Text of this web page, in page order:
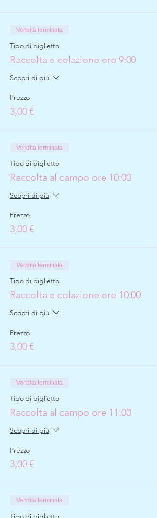
Vendita terminata
Tipo di biglietto
Raccolta e colazione ore 9:00
Scopri di più
Prezzo
3,00 €
Vendita terminata
Tipo di biglietto
Raccolta al campo ore 10:00
Scopri di più
Prezzo
3,00 €
Vendita terminata
Tipo di biglietto
Raccolta e colazione ore 10:00
Scopri di più
Prezzo
3,00 €
Vendita terminata
Tipo di biglietto
Raccolta al campo ore 11:00
Scopri di più
Prezzo
3,00 €
Vendita terminata
Tipo di biglietto